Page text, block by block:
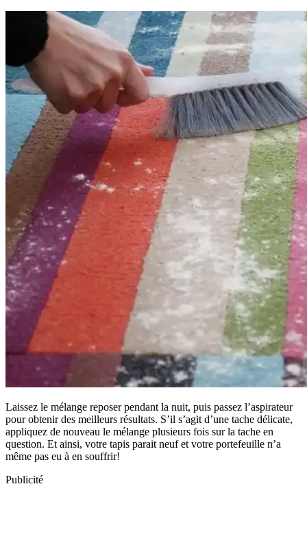
Laissez le mélange reposer pendant la nuit, puis passez l’aspirateur
pour obtenir des meilleurs résultats. S’il s’agit d’une tache délicate,
appliquez de nouveau le mélange plusieurs fois sur la tache en
question. Et ainsi, votre tapis parait neuf et votre portefeuille n’a
même pas eu à en souffrir!
Publicité